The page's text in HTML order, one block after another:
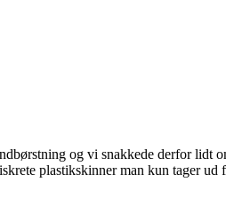
og vi snakkede derfor
plastikskinner man kun tager ud